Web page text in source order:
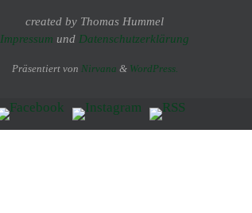
created by Thomas Hummel
Impressum und Datenschutzerklärung
Präsentiert von Nirvana & WordPress.